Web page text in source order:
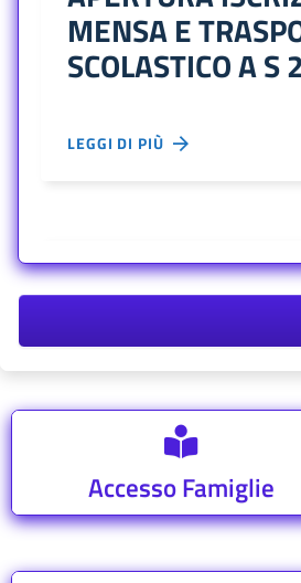
MENSA E
LEGGI DI PIÙ
Accesso Famiglie